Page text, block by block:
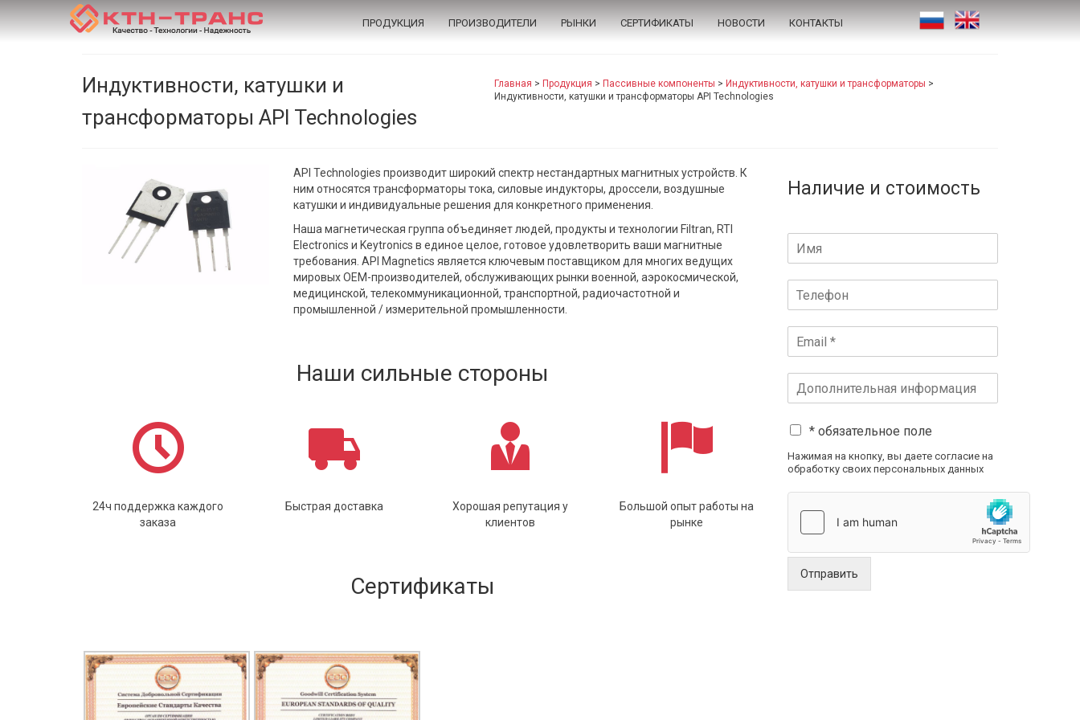
ПРОДУКЦИЯ ПРОИЗВОДИТЕЛИ РЫНКИ СЕРТИФИКАТЫ НОВОСТИ КОНТАКТЫ
Индуктивности, катушки и
трансформаторы API Technologies
Главная > Продукция > Пассивные компоненты > Индуктивности, катушки и трансформаторы >
Индуктивности, катушки и трансформаторы API Technologies
API Technologies производит широкий спектр нестандартных магнитных устройств. К
ним относятся трансформаторы тока, силовые индукторы, дроссели, воздушные
катушки и индивидуальные решения для конкретного применения.
Наша магнетическая группа объединяет людей, продукты и технологии Filtran, RTI
Electronics и Keytronics в единое целое, готовое удовлетворить ваши магнитные
требования. API Magnetics является ключевым поставщиком для многих ведущих
мировых OEM-производителей, обслуживающих рынки военной, аэрокосмической,
медицинской, телекоммуникационной, транспортной, радиочастотной и
промышленной / измерительной промышленности.
Наши сильные стороны
24ч поддержка каждого
заказа
Быстрая доставка
Хорошая репутация у
клиентов
Большой опыт работы на
рынке
Сертификаты
Наличие и стоимость
* обязательное поле
Нажимая на кнопку, вы даете согласие на
обработку своих персональных данных
Отправить